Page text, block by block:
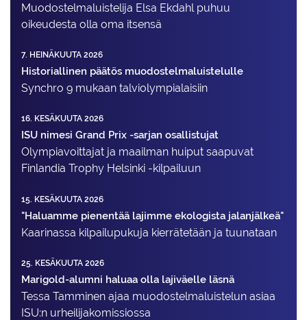
Muodostelma­luistelija Elsa Ekdahl puhuu
oikeudesta olla oma itsensä
7. HEINÄKUUTA 2026
Historiallinen päätös muodostelmaluistelulle
Synchro 9 mukaan talviolympialaisiin
16. KESÄKUUTA 2026
ISU nimesi Grand Prix -sarjan osallistujat
Olympiavoittajat ja maailman huiput saapuvat
Finlandia Trophy Helsinki -kilpailuun
15. KESÄKUUTA 2026
"Haluamme pienentää lajimme ekologista jalanjälkeä"
Kaarinassa kilpailupukuja kierrätetään ja tuunataan
25. KESÄKUUTA 2026
Marigold-alumni haluaa olla lajiväelle läsnä
Tessa Tamminen ajaa muodostelma­luistelun asiaa
ISU:n urheilija­komissiossa